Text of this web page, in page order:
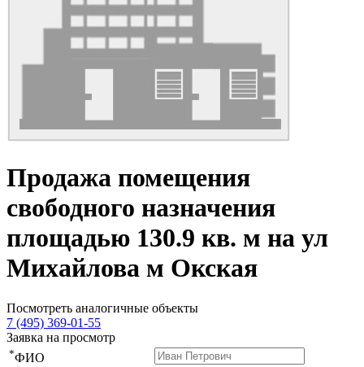
Продажа помещения
свободного назначения
площадью 130.9 кв. м на ул
Михайлова м Окская
Посмотреть аналогичные объекты
7 (495) 369-01-55
Заявка на просмотр
*ФИО